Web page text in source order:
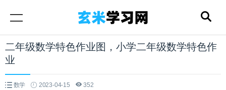
二年级数学特色作业图，小学二年级数学特色作
业
数学 2023-04-15 352